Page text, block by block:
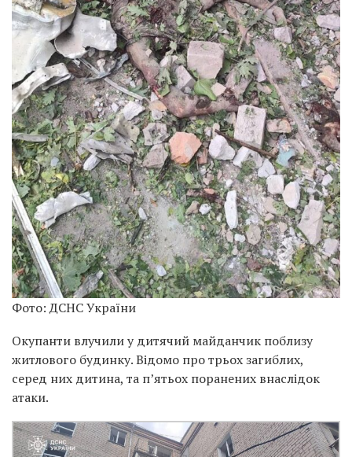
Фото: ДСНС України
Окупанти влучили у дитячий майданчик поблизу
житлового будинку. Відомо про трьох загиблих,
серед них дитина, та п’ятьох поранених внаслідок
атаки.